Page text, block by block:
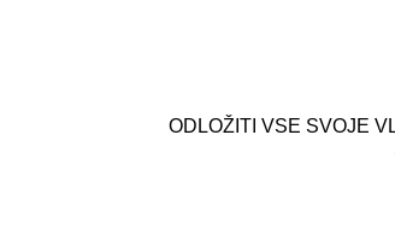
ODLOŽITI VSE SVOJE